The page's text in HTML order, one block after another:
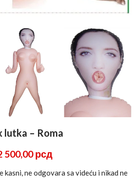
lutka – Roma
500,00рсд
kasni, ne odgovara sa videću i nikad ne